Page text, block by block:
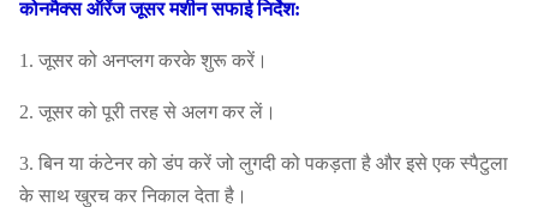
गिनीकृमि 115KG
40'
है
290PCS
शंघाई
USD
कोनमैक्स ऑरेंज जूसर मशीन सफाई निर्देश:
1. जूसर को अनप्लग करके शुरू करें।
2. जूसर को पूरी तरह से अलग कर लें।
3. बिन या कंटेनर को डंप करें जो लुगदी को पकड़ता है और इसे एक स्पैटुला
के साथ खुरच कर निकाल देता है।